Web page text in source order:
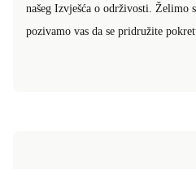
našeg Izvješća o održivosti. Želimo
pozivamo vas da se pridružite